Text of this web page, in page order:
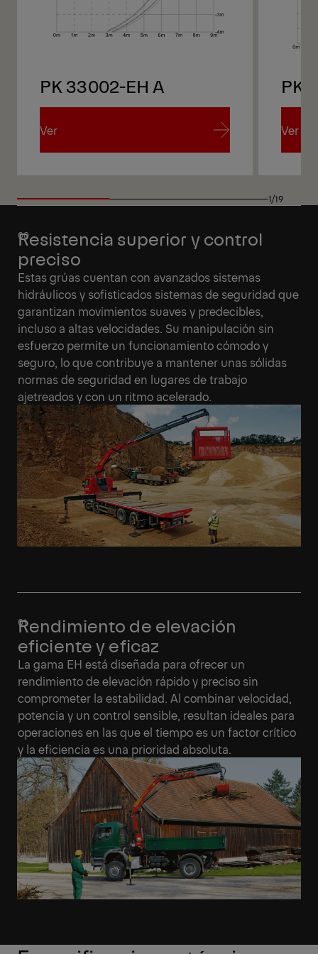
PK 33002-EH A
Ver
PK
Ver
1/19
Resistencia superior y control
preciso
Estas grúas cuentan con avanzados sistemas
hidráulicos y sofisticados sistemas de seguridad que
garantizan movimientos suaves y predecibles,
incluso a altas velocidades. Su manipulación sin
esfuerzo permite un funcionamiento cómodo y
seguro, lo que contribuye a mantener unas sólidas
normas de seguridad en lugares de trabajo
ajetreados y con un ritmo acelerado.
Rendimiento de elevación
eficiente y eficaz
La gama EH está diseñada para ofrecer un
rendimiento de elevación rápido y preciso sin
comprometer la estabilidad. Al combinar velocidad,
potencia y un control sensible, resultan ideales para
operaciones en las que el tiempo es un factor crítico
y la eficiencia es una prioridad absoluta.